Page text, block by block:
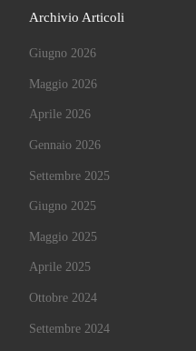
Archivio Articoli
Giugno 2026
Maggio 2026
Aprile 2026
Gennaio 2026
Settembre 2025
Giugno 2025
Maggio 2025
Aprile 2025
Ottobre 2024
Settembre 2024